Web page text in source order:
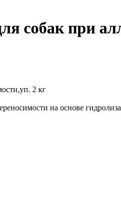
собак при
на основе